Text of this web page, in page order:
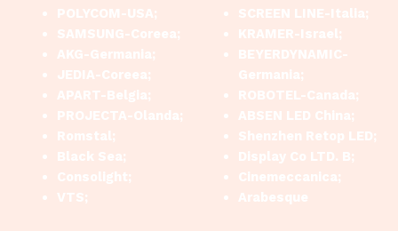
POLYCOM-USA;
SAMSUNG-Coreea;
AKG-Germania;
JEDIA-Coreea;
APART-Belgia;
PROJECTA-Olanda;
Romstal;
Black Sea;
Consolight;
VTS;
SCREEN LINE-Italia;
KRAMER-Israel;
BEYERDYNAMIC-
Germania;
ROBOTEL-Canada;
ABSEN LED China;
Shenzhen Retop LED;
Display Co LTD. B;
Cinemeccanica;
Arabesque